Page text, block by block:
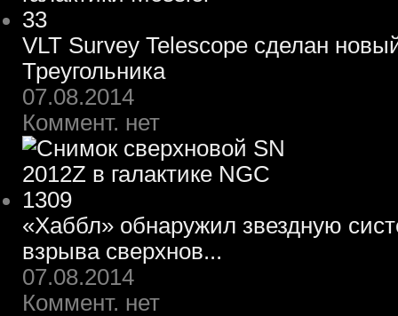
VLT Survey Telescope сделан
Треугольника
07.08.2014
Коммент. нет
«Хаббл» обнаружил звездную
взрыва сверхнов...
07.08.2014
Коммент. нет